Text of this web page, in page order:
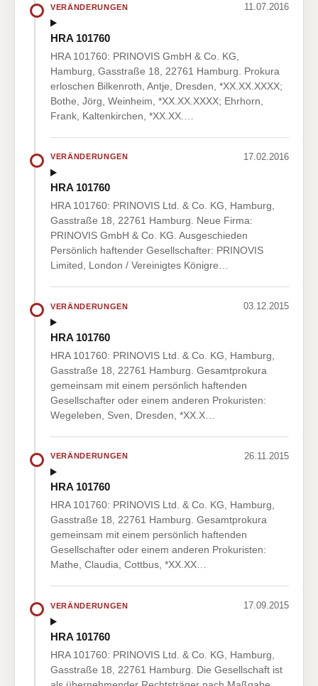
VERÄNDERUNGEN 11.07.2016
HRA 101760
HRA 101760: PRINOVIS GmbH & Co. KG,
Hamburg, Gasstraße 18, 22761 Hamburg. Prokura
erloschen Bilkenroth, Antje, Dresden, *XX.XX.XXXX;
Bothe, Jörg, Weinheim, *XX.XX.XXXX; Ehrhorn,
Frank, Kaltenkirchen, *XX.XX.…
VERÄNDERUNGEN 17.02.2016
HRA 101760
HRA 101760: PRINOVIS Ltd. & Co. KG, Hamburg,
Gasstraße 18, 22761 Hamburg. Neue Firma:
PRINOVIS GmbH & Co. KG. Ausgeschieden
Persönlich haftender Gesellschafter: PRINOVIS
Limited, London / Vereinigtes Königre…
VERÄNDERUNGEN 03.12.2015
HRA 101760
HRA 101760: PRINOVIS Ltd. & Co. KG, Hamburg,
Gasstraße 18, 22761 Hamburg. Gesamtprokura
gemeinsam mit einem persönlich haftenden
Gesellschafter oder einem anderen Prokuristen:
Wegeleben, Sven, Dresden, *XX.X…
VERÄNDERUNGEN 26.11.2015
HRA 101760
HRA 101760: PRINOVIS Ltd. & Co. KG, Hamburg,
Gasstraße 18, 22761 Hamburg. Gesamtprokura
gemeinsam mit einem persönlich haftenden
Gesellschafter oder einem anderen Prokuristen:
Mathe, Claudia, Cottbus, *XX.XX…
VERÄNDERUNGEN 17.09.2015
HRA 101760
HRA 101760: PRINOVIS Ltd. & Co. KG, Hamburg,
Gasstraße 18, 22761 Hamburg. Die Gesellschaft ist